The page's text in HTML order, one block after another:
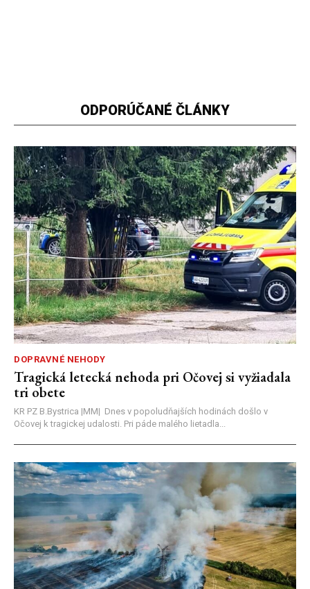
ODPORÚČANÉ ČLÁNKY
DOPRAVNÉ NEHODY
Tragická letecká nehoda pri Očovej si vyžiadala
tri obete
KR PZ B.Bystrica |MM| Dnes v popoludňajších hodinách došlo v
Očovej k tragickej udalosti. Pri páde malého lietadla...